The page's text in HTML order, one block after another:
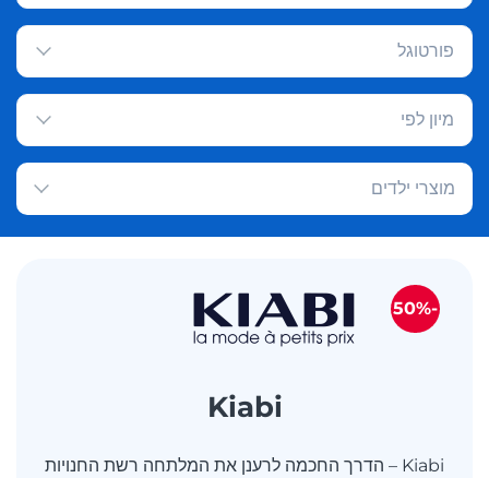
פורטוגל
מיון לפי
מוצרי ילדים
Kiabi
Kiabi – הדרך החכמה לרענן את המלתחה רשת החנויות
-50%